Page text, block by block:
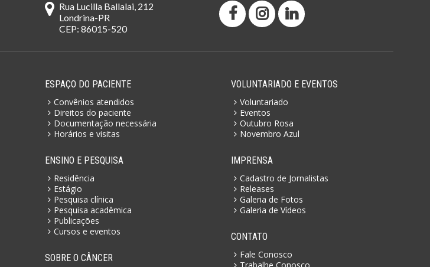
Rua Lucilla Ballalai, 212
Londrina-PR
CEP: 86015-520
ESPAÇO DO PACIENTE
Convênios atendidos
Direitos do paciente
Documentação necessária
Horários e visitas
ENSINO E PESQUISA
Residência
Estágio
Pesquisa clínica
Pesquisa acadêmica
Publicações
Cursos e eventos
SOBRE O CÂNCER
VOLUNTARIADO E EVENTOS
Voluntariado
Eventos
Outubro Rosa
Novembro Azul
IMPRENSA
Cadastro de Jornalistas
Releases
Galeria de Fotos
Galeria de Vídeos
CONTATO
Fale Conosco